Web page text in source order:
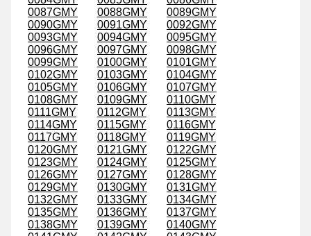
0087GMY
0088GMY
0089GMY
0090GMY
0091GMY
0092GMY
0093GMY
0094GMY
0095GMY
0096GMY
0097GMY
0098GMY
0099GMY
0100GMY
0101GMY
0102GMY
0103GMY
0104GMY
0105GMY
0106GMY
0107GMY
0108GMY
0109GMY
0110GMY
0111GMY
0112GMY
0113GMY
0114GMY
0115GMY
0116GMY
0117GMY
0118GMY
0119GMY
0120GMY
0121GMY
0122GMY
0123GMY
0124GMY
0125GMY
0126GMY
0127GMY
0128GMY
0129GMY
0130GMY
0131GMY
0132GMY
0133GMY
0134GMY
0135GMY
0136GMY
0137GMY
0138GMY
0139GMY
0140GMY